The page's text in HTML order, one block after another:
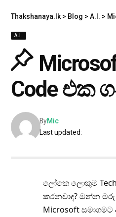
Thakshanaya.lk > Blog > A.I. >
A.I.
Code එක
Last updated:
ByMic
ලෝකෙ ලොකුම
කරනවාද? ඔන්න
Microsoft